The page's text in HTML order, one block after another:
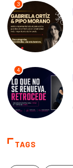
3
4
TAGS